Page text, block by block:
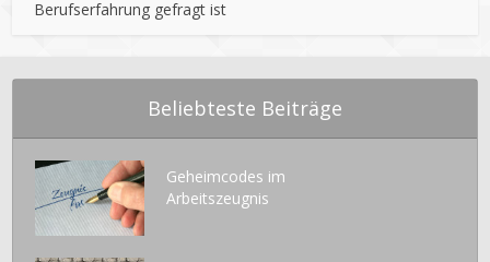
Berufserfahrung gefragt ist
Beliebteste Beiträge
Geheimcodes im
Arbeitszeugnis